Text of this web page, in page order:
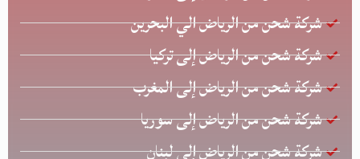
شركة شحن من الرياض الي البحرين
شركة شحن من الرياض إلى تركيا
شركة شحن من الرياض إلى المغرب
شركة شحن من الرياض إلى سوريا
شركة شحن من الرياض إلى لبنان